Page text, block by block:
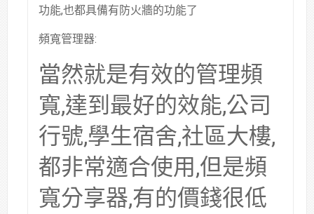
功能,也都具備有防火牆的功能了
頻寬管理器:
當然就是有效的管理頻
寬,達到最好的效能,公司
行號,學生宿舍,社區大樓,
都非常適合使用,但是頻
寬分享器,有的價錢很低